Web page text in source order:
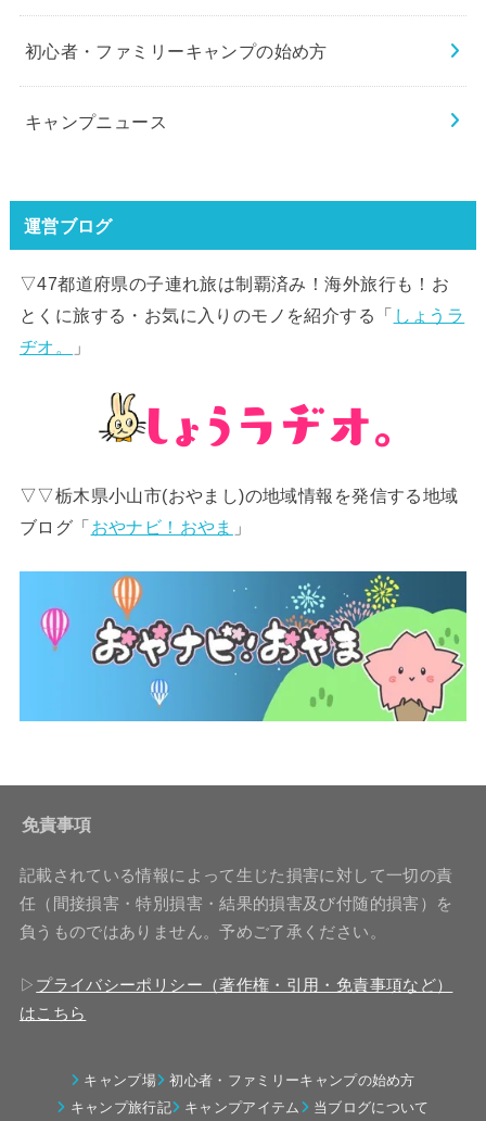
初心者・ファミリーキャンプの始め方
キャンプニュース
運営ブログ
▽47都道府県の子連れ旅は制覇済み！海外旅行も！お
とくに旅する・お気に入りのモノを紹介する「 しょうラ
ヂオ。
」
▽▽栃木県小山市(おやまし)の地域情報を発信する地域
ブログ「おやナビ！おやま 」
免責事項
記載されている情報によって生じた損害に対して一切の責
任（間接損害・特別損害・結果的損害及び付随的損害）を
負うものではありません。予めご了承ください。
▷ プライバシーポリシー（著作権・引用・免責事項など）
はこちら
キャンプ場
初心者・ファミリーキャンプの始め方
キャンプ旅行記
キャンプアイテム 当ブログについて